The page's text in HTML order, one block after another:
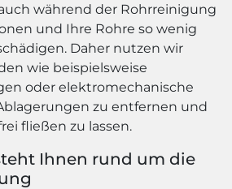
während der Rohrreinigung
und Ihre Rohre so wenig
Daher nutzen wir
wie beispielsweise
oder elektromechanische
zu entfernen und
fließen zu lassen.
Ihnen rund um die